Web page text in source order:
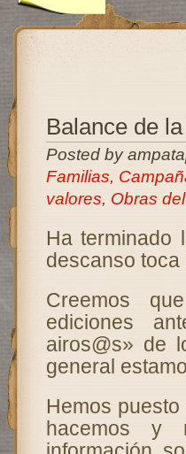
Balance de
Posted by
Familias,
valores, Obras
Ha terminado
descanso
Creemos
ediciones
airos@s» de
general
Hemos
hacemos y